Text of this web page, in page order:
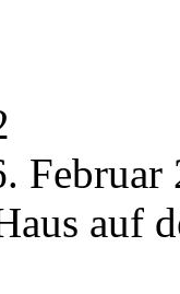
Februar
auf